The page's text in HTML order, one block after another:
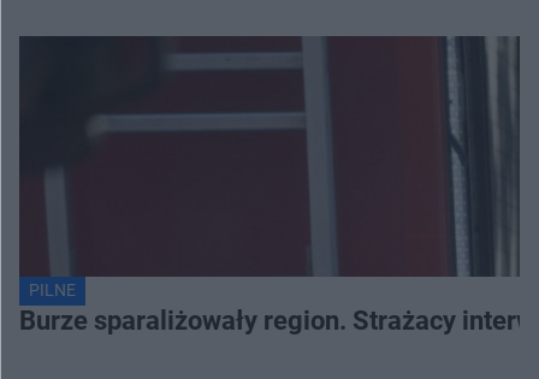
PILNE
Burze sparaliżowały region. Strażacy